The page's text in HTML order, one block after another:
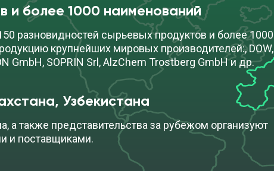
и более 1000 наименований
разновидностей сырьевых продуктов и более 1000
крупнейших мировых производителей:, DOW,
GmbH, SOPRIN Srl, AlzChem Trostberg GmbH и др.
Узбекистана
а также представительства за рубежом организуют
и поставщиками.